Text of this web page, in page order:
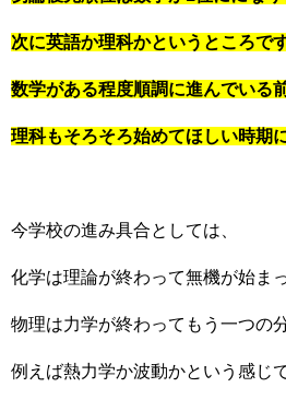
次に英語か理科かというところです
数学がある程度順調に進んでいる
理科もそろそろ始めてほしい時期
今学校の進み具合としては、
化学は理論が終わって無機が始ま
物理は力学が終わってもう一つの
例えば熱力学か波動かという感じ